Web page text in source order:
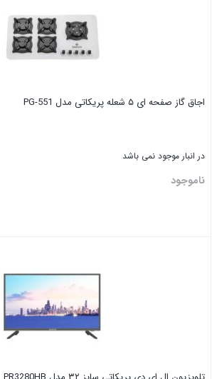
اجاق گاز صفحه ای ۵ شعله پریکاتی مدل PG-551
در انبار موجود نمی باشد
ناموجود